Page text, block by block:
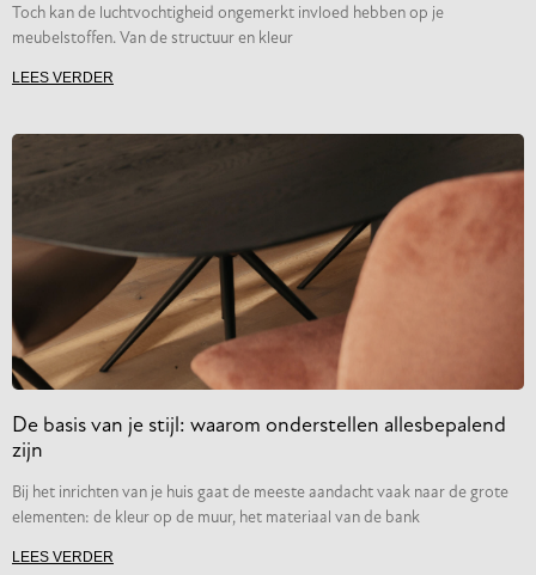
Toch kan de luchtvochtigheid ongemerkt invloed hebben op je
meubelstoffen. Van de structuur en kleur
LEES VERDER
De basis van je stijl: waarom onderstellen allesbepalend
zijn
Bij het inrichten van je huis gaat de meeste aandacht vaak naar de grote
elementen: de kleur op de muur, het materiaal van de bank
LEES VERDER